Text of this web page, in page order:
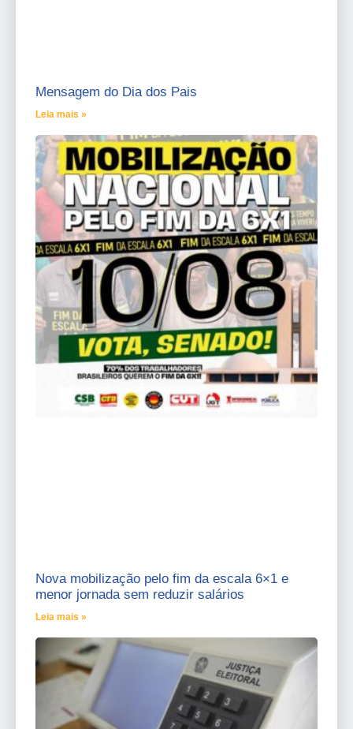
Mensagem do Dia dos Pais
Leia mais »
Nova mobilização pelo fim da escala 6×1 e
menor jornada sem reduzir salários
Leia mais »